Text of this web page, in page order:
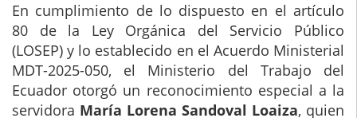
En cumplimiento de lo dispuesto en el artículo
80 de la Ley Orgánica del Servicio Público
(LOSEP) y lo establecido en el Acuerdo Ministerial
MDT-2025-050, el Ministerio del Trabajo del
Ecuador otorgó un reconocimiento especial a la
servidora María Lorena Sandoval Loaiza, quien